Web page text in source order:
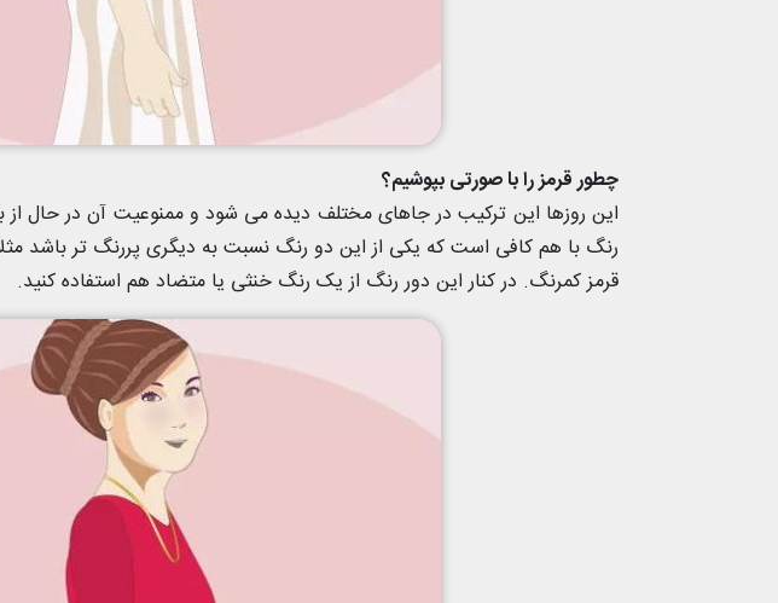
چطور قرمز را با صورتی بپوشیم؟
این روزها این ترکیب در جاهای مختلف دیده می شود و ممنوعیت آن در حال
رنگ با هم کافی است که یکی از این دو رنگ نسبت به دیگری پررنگ تر باشد
قرمز کمرنگ. در کنار این دور رنگ از یک رنگ خنثی یا متضاد هم استفاده کنید.